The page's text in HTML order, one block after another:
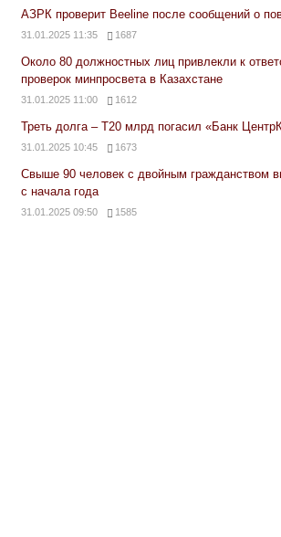
АЗРК проверит Beeline после сообщений о
31.01.2025 11:35 1687
Около 80 должностных лиц привлекли к
проверок минпросвета в Казахстане
31.01.2025 11:00 1612
Треть долга – Т20 млрд погасил «Банк
31.01.2025 10:45 1673
Свыше 90 человек с двойным гражданством
с начала года
31.01.2025 09:50 1585